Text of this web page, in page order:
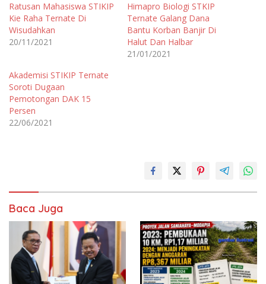
Ratusan Mahasiswa STIKIP
Kie Raha Ternate Di
Wisudahkan
20/11/2021
Himapro Biologi STKIP
Ternate Galang Dana
Bantu Korban Banjir Di
Halut Dan Halbar
21/01/2021
Akademisi STIKIP Ternate
Soroti Dugaan
Pemotongan DAK 15
Persen
22/06/2021
Baca Juga